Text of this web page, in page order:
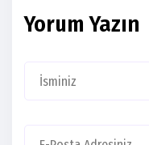
Yorum Yazın